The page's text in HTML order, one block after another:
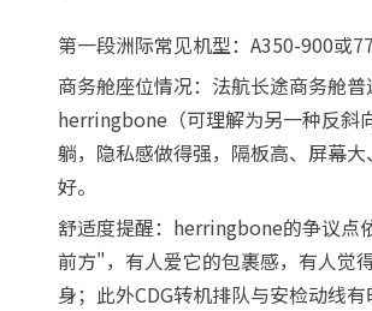
第一段洲际常见机型：A350-900或
商务舱座位情况：法航长途商务舱
herringbone（可理解为另一种反斜
躺，隐私感做得强，隔板高、屏幕
好。
舒适度提醒：herringbone的争议点
前方"，有人爱它的包裹感，有人觉
身；此外CDG转机排队与安检动线